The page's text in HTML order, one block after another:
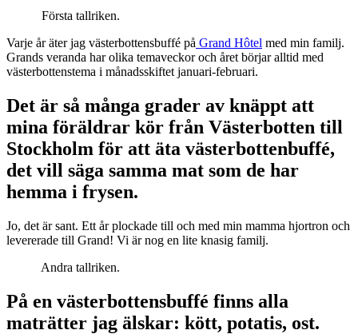
Första tallriken.
Varje år äter jag västerbottensbuffé på Grand Hôtel med min familj.
Grands veranda har olika temaveckor och året börjar alltid med
västerbottenstema i månadsskiftet januari-februari.
Det är så många grader av knäppt att
mina föräldrar kör från Västerbotten till
Stockholm för att äta västerbottenbuffé,
det vill säga samma mat som de har
hemma i frysen.
Jo, det är sant. Ett år plockade till och med min mamma hjortron och
levererade till Grand! Vi är nog en lite knasig familj.
Andra tallriken.
På en västerbottensbuffé finns alla
maträtter jag älskar: kött, potatis, ost.